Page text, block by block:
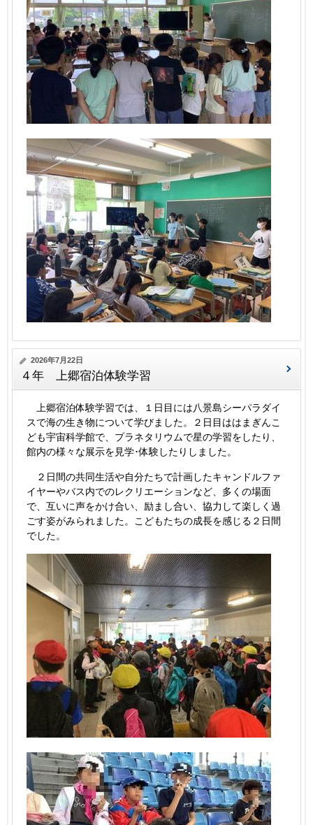
2026年7月22日
４年 上郷宿泊体験学習
上郷宿泊体験学習では、１日目には八景島シーパラダイ
スで海の生き物について学びました。２日目ははまぎんこ
ども宇宙科学館で、プラネタリウムで星の学習をしたり、
館内の様々な展示を見学･体験したりしました。
２日間の共同生活や自分たちで計画したキャンドルファ
イヤーやバス内でのレクリエーションなど、多くの場面
で、互いに声をかけ合い、励まし合い、協力して楽しく過
ごす姿がみられました。こどもたちの成長を感じる２日間
でした。